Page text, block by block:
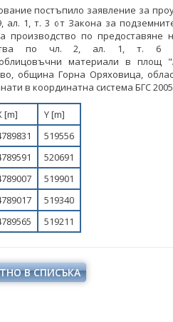
постъпило заявление за
ал. 1, т. 3 от Закона за
производство по
по чл. 2, ал. 1, т. 6
материали в площ
община Горна Оряховица,
в координатна система БГС
[m]
Y [m]
519556
520691
519901
519340
519211
В СПИСЪКА